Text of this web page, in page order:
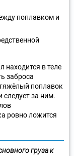
поплавком и
находится в теле
заброса
поплавок
следует за ним.
ровно ложится
груза к